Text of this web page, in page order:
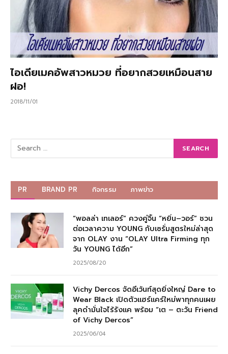
ไอเดียเมคอัพสาวหมวย ที่อยากสวยเหมือนสาย
ฝอ!
2018/11/01
PR BRAND PR กิจกรรม ภาพข่าว
“พอลล่า เทเลอร์” ควงคู่จิ้น “หยิ่น–วอร์” ชวน
ต่อเวลาความ YOUNG กับเซรั่มสูตรใหม่ล่าสุด
จาก OLAY งาน “OLAY Ultra Firming ทุก
วัน YOUNG ได้อีก”
2025/08/20
Vichy Dercos จัดอีเว้นท์สุดยิ่งใหญ่ Dare to
Wear Black เปิดตัวแฮร์แคร์ใหม่พาทุกคนเผย
ลุคดำมั่นใจไร้รังแค พร้อม “เต – ตะวัน Friend
of Vichy Dercos”
2025/06/04